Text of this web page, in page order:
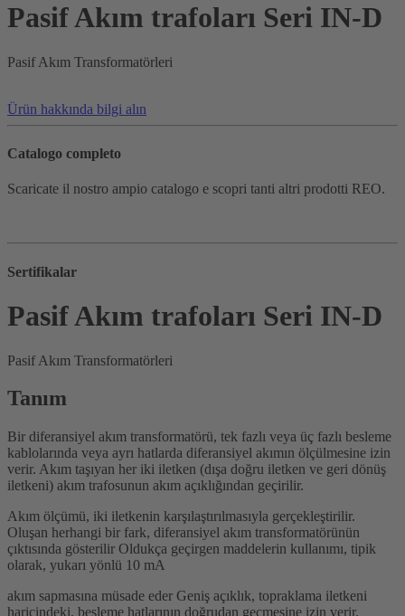
Pasif Akım trafoları Seri IN-D
Pasif Akım Transformatörleri
Ürün hakkında bilgi alın
Catalogo completo
Scaricate il nostro ampio catalogo e scopri tanti altri prodotti REO.
Sertifikalar
Pasif Akım trafoları Seri IN-D
Pasif Akım Transformatörleri
Tanım
Bir diferansiyel akım transformatörü, tek fazlı veya üç fazlı besleme
kablolarında veya ayrı hatlarda diferansiyel akımın ölçülmesine izin
verir. Akım taşıyan her iki iletken (dışa doğru iletken ve geri dönüş
iletkeni) akım trafosunun akım açıklığından geçirilir.
Akım ölçümü, iki iletkenin karşılaştırılmasıyla gerçekleştirilir.
Oluşan herhangi bir fark, diferansiyel akım transformatörünün
çıktısında gösterilir Oldukça geçirgen maddelerin kullanımı, tipik
olarak, yukarı yönlü 10 mA
akım sapmasına müsade eder Geniş açıklık, topraklama iletkeni
haricindeki, besleme hatlarının doğrudan geçmesine izin verir.